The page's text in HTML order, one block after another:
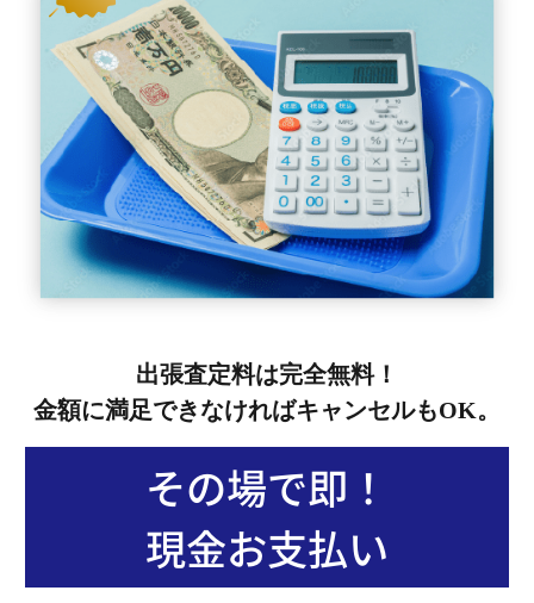
出張査定料は完全無料！
金額に満足できなければキャンセルもOK。
その場で即！
現金お支払い